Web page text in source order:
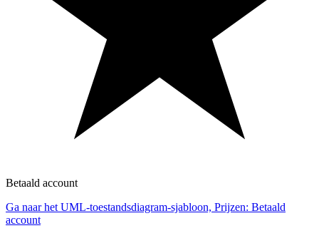
Betaald account
Ga naar het UML-toestandsdiagram-sjabloon, Prijzen: Betaald
account